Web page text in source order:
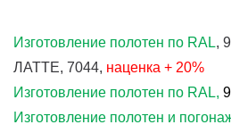
Изготовление полотен по RAL,
ЛАТТЕ, 7044, наценка + 20%
Изготовление полотен по RAL,
Изготовление полотен и